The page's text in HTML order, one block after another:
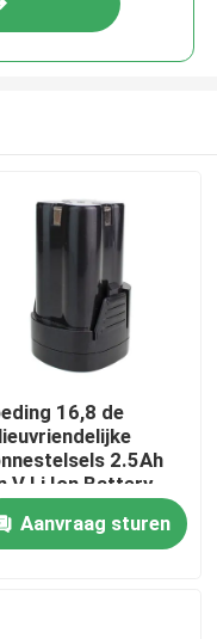
16,8 de
2.5Ah
V Li Ion Battery
Aanvraag sturen